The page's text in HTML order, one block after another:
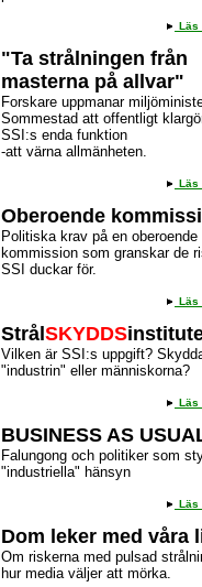
Läs
"Ta strålningen från
masterna på allvar"
Forskare uppmanar
Sommestad att offentligt
SSI:s enda funktion
-att värna allmänheten.
Läs
Oberoende
Politiska krav på en oberoende
kommission som granskar de
SSI duckar för.
Läs
Strål SKYDDS
Vilken är SSI:s uppgift?
"industrin" eller människorna?
Läs
BUSINESS AS
Falungong och politiker som
"industriella" hänsyn
Läs
Dom leker med våra
Om riskerna med pulsad
hur media väljer att mörka.